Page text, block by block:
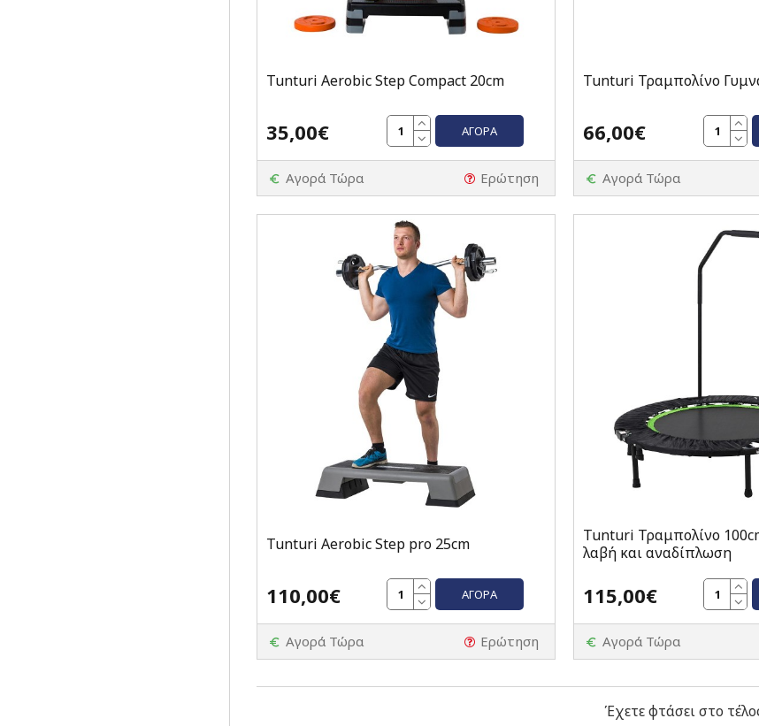
Tunturi Aerobic Step Compact 20cm
35,00€ ΑΓΟΡΆ
Αγορά Τώρα Ερώτηση
Tunturi Τραμπολίνο
66,00€
Αγορά Τώρα
Tunturi Aerobic Step pro 25cm
110,00€ ΑΓΟΡΆ
Αγορά Τώρα Ερώτηση
Tunturi Τραμπολίνο
λαβή και αναδίπλωση
115,00€
Αγορά Τώρα
Έχετε φτάσει στο